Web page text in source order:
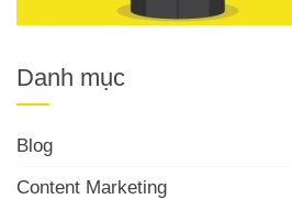
Danh mục
Blog
Content Marketing